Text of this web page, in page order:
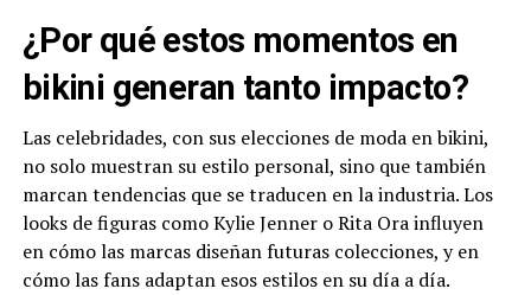
¿Por qué estos momentos en
bikini generan tanto impacto?
Las celebridades, con sus elecciones de moda en bikini,
no solo muestran su estilo personal, sino que también
marcan tendencias que se traducen en la industria. Los
looks de figuras como Kylie Jenner o Rita Ora influyen
en cómo las marcas diseñan futuras colecciones, y en
cómo las fans adaptan esos estilos en su día a día.